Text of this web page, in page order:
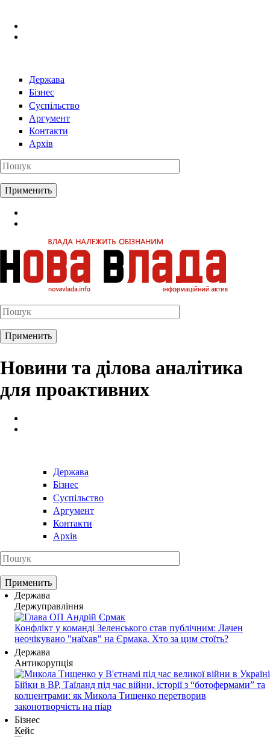
Держава
Бізнес
Суспільство
Аргумент
Контакти
Архів
Новини та ділова аналітика
для проактивних
Держава
Бізнес
Суспільство
Аргумент
Контакти
Архів
Держава
Держуправління
Конфлікт у команді Зеленського став публічним: Лачен
неочікувано "наїхав" на Єрмака. Хто за цим стоїть?
Держава
Антикорупція
Бійки в ВР, Таїланд під час війни, історії з “ботофермами” та
колцентрами: як Микола Тищенко перетворив
законотворчість на піар
Бізнес
Кейс